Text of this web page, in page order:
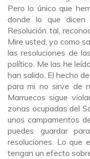
Pero lo único que
donde lo que dicen
Resolución tal,
Mire usted, yo como
las resoluciones de
político. Me las he
han salido. El hecho
para mi no sirve de
Marruecos sigue
zonas ocupadas del
unos campamentos
puedes guardar
resoluciones. Lo que
tengan un efecto